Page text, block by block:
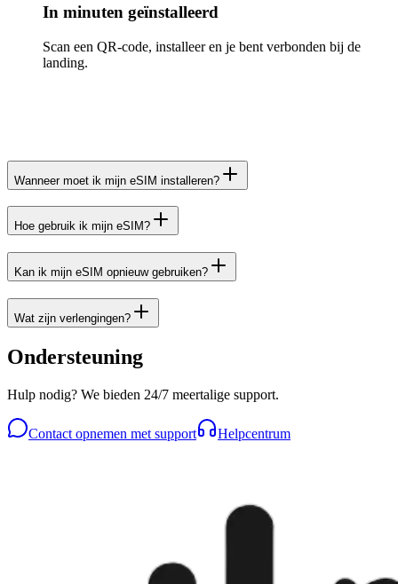
In minuten geïnstalleerd
Scan een QR-code, installeer en je bent verbonden bij de
landing.
Wanneer moet ik mijn eSIM installeren?
Hoe gebruik ik mijn eSIM?
Kan ik mijn eSIM opnieuw gebruiken?
Wat zijn verlengingen?
Ondersteuning
Hulp nodig? We bieden 24/7 meertalige support.
Contact opnemen met support Helpcentrum